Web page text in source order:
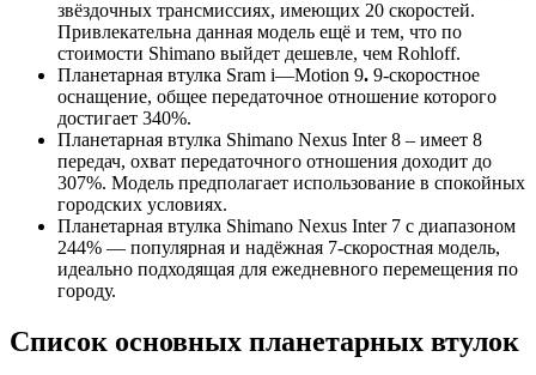
звёздочных трансмиссиях, имеющих 20 скоростей.
Привлекательна данная модель ещё и тем, что по
стоимости Shimano выйдет дешевле, чем Rohloff.
Планетарная втулка Sram i—Motion 9. 9-скоростное
оснащение, общее передаточное отношение которого
достигает 340%.
Планетарная втулка Shimano Nexus Inter 8 – имеет 8
передач, охват передаточного отношения доходит до
307%. Модель предполагает использование в спокойных
городских условиях.
Планетарная втулка Shimano Nexus Inter 7 с диапазоном
244% — популярная и надёжная 7-скоростная модель,
идеально подходящая для ежедневного перемещения по
городу.
Список основных планетарных втулок